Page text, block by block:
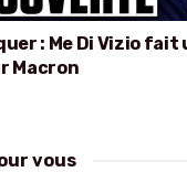
: Me Di Vizio
Macron
vous